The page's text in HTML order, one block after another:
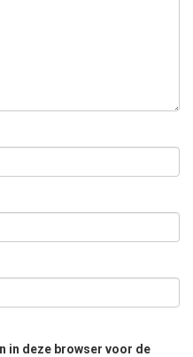
in deze browser voor de